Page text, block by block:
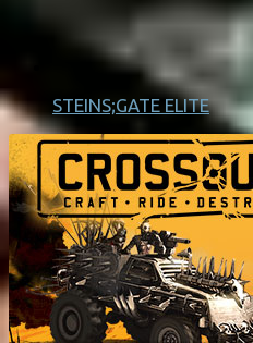
STEINS;GATE ELITE